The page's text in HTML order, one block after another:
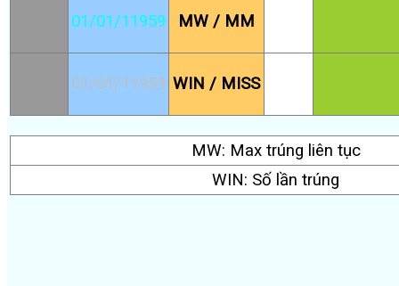
01/01/11959 MW / MM
01/01/11959 WIN / MISS
MW: Max trúng liên tục
WIN: Số lần trúng